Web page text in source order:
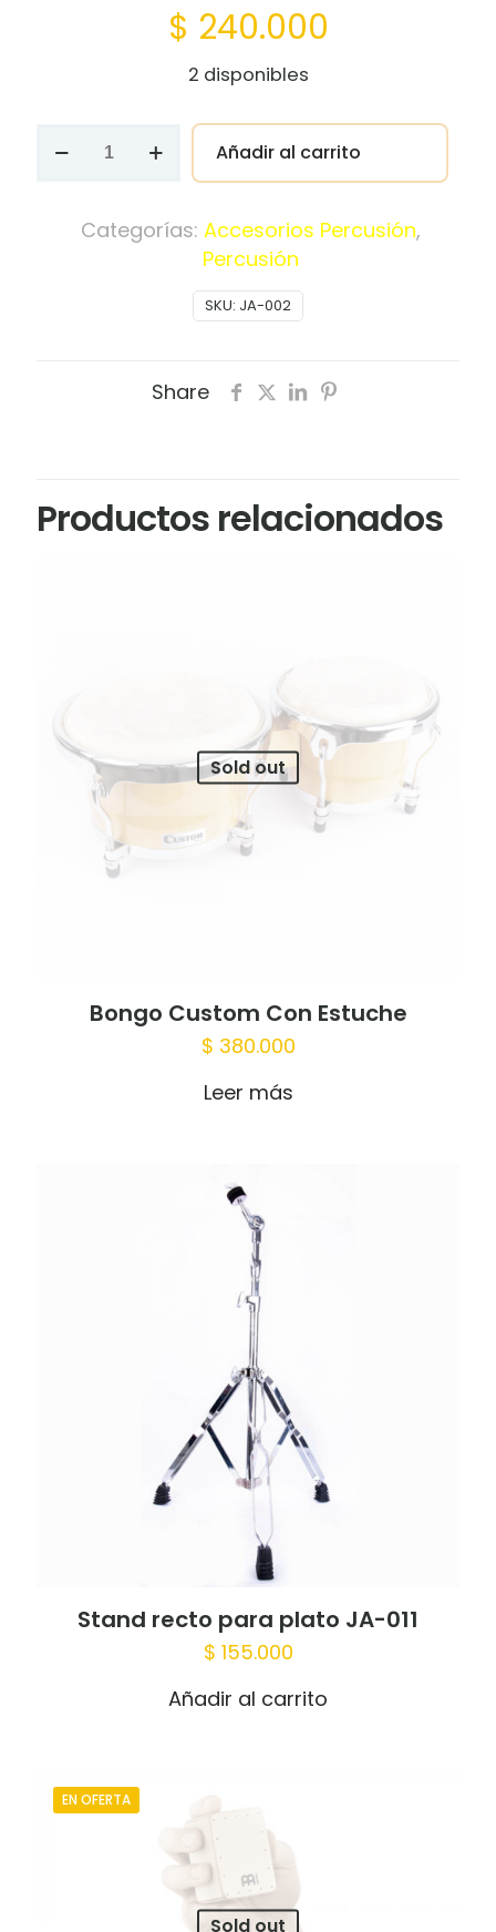
$ 240.000
2 disponibles
para
Añadir al carrito
SKU: JA-002
Categorías: Accesorios Percusión,
Percusión
Share
Productos relacionados
Sold out
Bongo Custom Con Estuche
$ 380.000
Leer más
Stand recto para plato JA-011
$ 155.000
Añadir al carrito
EN OFERTA
Sold out